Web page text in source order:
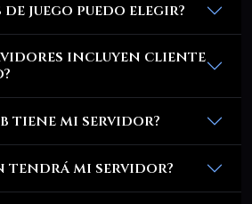
de juego puedo elegir?
incluyen cliente
tiene mi servidor?
tendrá mi servidor?